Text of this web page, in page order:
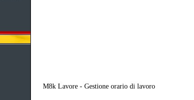
M8k Lavore - Gestione orario di lavoro